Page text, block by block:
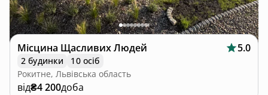
Місцина Щасливих Людей 5.0
2 будинки
10 осіб
Рокитне, Львівська область
від₴4 200доба